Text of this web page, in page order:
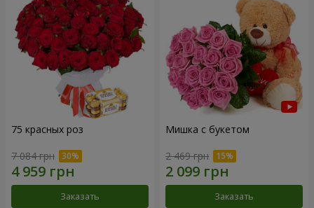
75 красных роз
7 084 грн
Заказать
Мишка с букетом
2 469 грн
Заказать